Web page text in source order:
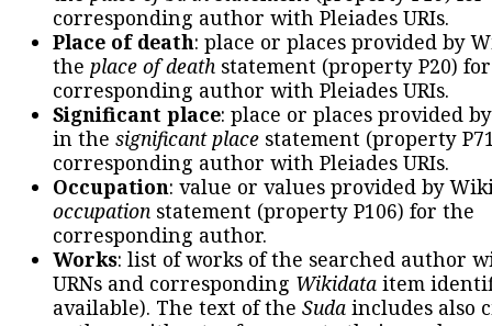
corresponding author with Pleiades URIs.
Place of death: place or places provided by
the place of death statement (property P20)
corresponding author with Pleiades URIs.
Significant place: place or places provided
in the significant place statement (property
corresponding author with Pleiades URIs.
Occupation: value or values provided by
occupation statement (property P106) for the
corresponding author.
Works: list of works of the searched author
URNs and corresponding Wikidata item
available). The text of the Suda includes also